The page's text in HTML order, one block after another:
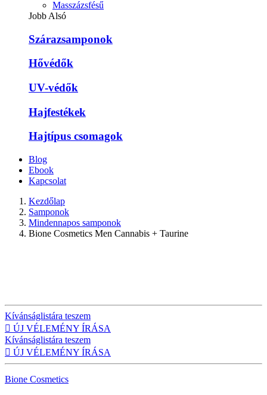
Masszázsfésű
Jobb Alsó
Szárazsamponok
Hővédők
UV-védők
Hajfestékek
Hajtípus csomagok
Blog
Ebook
Kapcsolat
Kezdőlap
Samponok
Mindennapos samponok
Bione Cosmetics Men Cannabis + Taurine
Kívánságlistára teszem
 ÚJ VÉLEMÉNY ÍRÁSA
Kívánságlistára teszem
 ÚJ VÉLEMÉNY ÍRÁSA
Bione Cosmetics